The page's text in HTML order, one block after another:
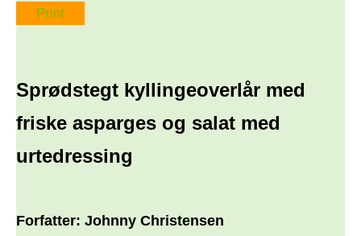
Print
Sprødstegt kyllingeoverlår med
friske asparges og salat med
urtedressing
Forfatter: Johnny Christensen